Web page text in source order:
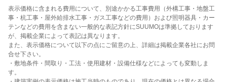
表示価格に含まれる費用について、別途かかる工事費用（外構工事・地盤工
事・杭工事・屋外給排水工事・ガス工事などの費用）および照明器具・カー
テンなどの費用を含まない一般的な表記方針にSUUMOは準拠しております
が、掲載企業によって表記は異なります。
また、表示価格について以下の点にご留意の上、詳細は掲載企業各社にお問
合せ下さい。
・敷地条件・間取り・工法・使用建材・設備仕様などによっても変動しま
す。